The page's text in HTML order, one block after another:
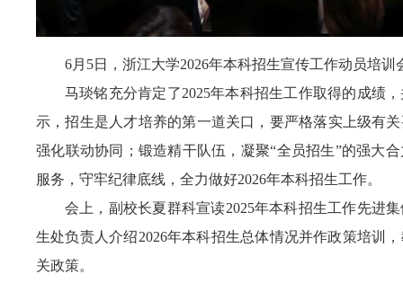
6月5日，浙江大学2026年本科招生宣传工作动员培
马琰铭充分肯定了2025年本科招生工作取得的成绩
示，招生是人才培养的第一道关口，要严格落实上级有
强化联动协同；锻造精干队伍，凝聚“全员招生”的强大
服务，守牢纪律底线，全力做好2026年本科招生工作。
会上，副校长夏群科宣读2025年本科招生工作先进
生处负责人介绍2026年本科招生总体情况并作政策培训
关政策。